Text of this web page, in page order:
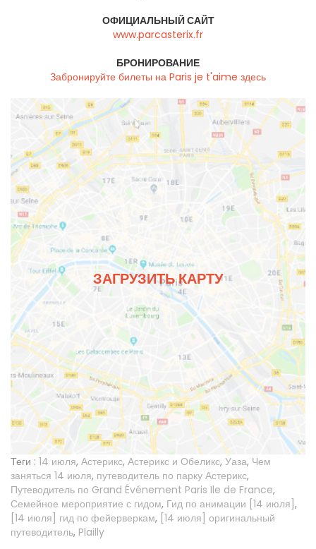
ОФИЦИАЛЬНЫЙ САЙТ
www.parcasterix.fr
БРОНИРОВАНИЕ
Забронируйте билеты на Paris je t'aime здесь
ЗАГРУЗИТЬ КАРТУ
Теги : 14 июля, Астерикс, Астерикс и Обеликс, Уаза, Чем
заняться 14 июля, путеводитель по парку Астерикс,
Путеводитель по Grand Événement Paris Ile de France,
Семейное мероприятие с гидом, Гид по анимации [14 июля],
[14 июля] гид по фейерверкам, [14 июля] оригинальный
путеводитель, Plailly